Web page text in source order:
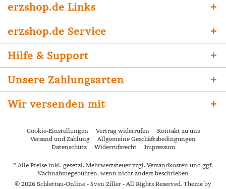
erzshop.de Links
erzshop.de Service
Hilfe & Support
Unsere Zahlungsarten
Wir versenden mit
Cookie-Einstellungen Vertrag widerrufen
Kontakt zu uns
Versand und Zahlung
Allgemeine Geschäftsbedingungen
Datenschutz
Widerrufsrecht Impressum
* Alle Preise inkl. gesetzl. Mehrwertsteuer zzgl. Versandkosten und ggf.
Nachnahmegebühren, wenn nicht anders beschrieben
© 2026 Schlettau-Online - Sven Ziller - All Rights Reserved. Theme by